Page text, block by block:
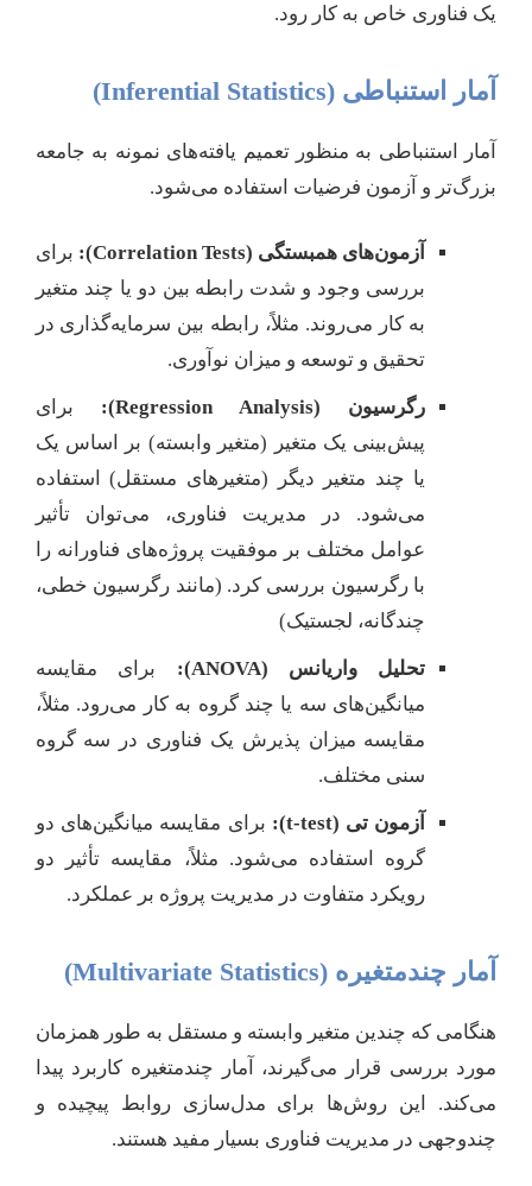
یک فناوری خاص به کار رود.
آمار استنباطی (Inferential Statistics)
آمار استنباطی به منظور تعمیم یافته‌های نمونه به جامعه
بزرگ‌تر و آزمون فرضیات استفاده می‌شود.
آزمون‌های همبستگی (Correlation Tests):
برای
بررسی وجود و شدت رابطه بین دو یا چند متغیر
به کار می‌روند. مثلاً، رابطه بین سرمایه‌گذاری در
تحقیق و توسعه و میزان نوآوری.
رگرسیون (Regression Analysis):
برای
پیش‌بینی یک متغیر (متغیر وابسته) بر اساس یک
یا چند متغیر دیگر (متغیرهای مستقل) استفاده
می‌شود. در مدیریت فناوری، می‌توان تأثیر
عوامل مختلف بر موفقیت پروژه‌های فناورانه را
با رگرسیون بررسی کرد. (مانند رگرسیون خطی،
چندگانه، لجستیک)
تحلیل واریانس (ANOVA):
برای مقایسه
میانگین‌های سه یا چند گروه به کار می‌رود. مثلاً،
مقایسه میزان پذیرش یک فناوری در سه گروه
سنی مختلف.
آزمون تی (t-test):
برای مقایسه میانگین‌های دو
گروه استفاده می‌شود. مثلاً، مقایسه تأثیر دو
رویکرد متفاوت در مدیریت پروژه بر عملکرد.
آمار چندمتغیره (Multivariate Statistics)
هنگامی که چندین متغیر وابسته و مستقل به طور همزمان
مورد بررسی قرار می‌گیرند، آمار چندمتغیره کاربرد پیدا
می‌کند. این روش‌ها برای مدل‌سازی روابط پیچیده و
چندوجهی در مدیریت فناوری بسیار مفید هستند.